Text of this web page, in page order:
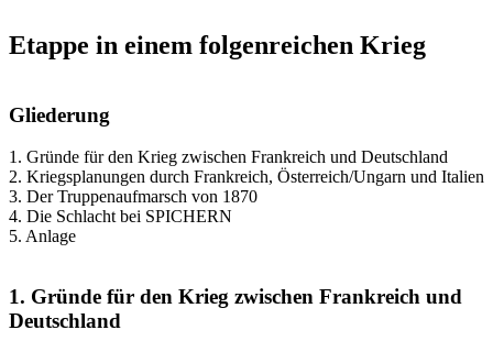
Etappe in einem folgenreichen Krieg
Gliederung
1. Gründe für den Krieg zwischen Frankreich und Deutschland
2. Kriegsplanungen durch Frankreich, Österreich/Ungarn und Italien
3. Der Truppenaufmarsch von 1870
4. Die Schlacht bei SPICHERN
5. Anlage
1. Gründe für den Krieg zwischen Frankreich und
Deutschland